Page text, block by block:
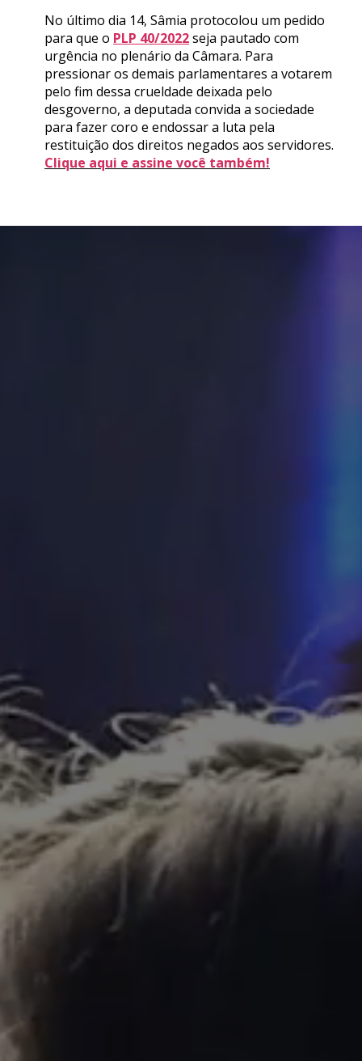
No último dia 14, Sâmia protocolou um pedido
para que o PLP 40/2022seja pautado com
urgência no plenário da Câmara. Para
pressionar os demais parlamentares a votarem
pelo fim dessa crueldade deixada pelo
desgoverno, a deputada convida a sociedade
para fazer coro e endossar a luta pela
restituição dos direitos negados aos servidores.
Clique aqui e assine você também!